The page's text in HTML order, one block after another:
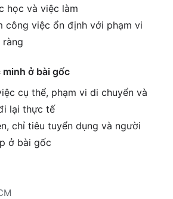
học và việc làm
công việc ổn định với phạm vi
ở bài gốc
cụ thể, phạm vi di chuyển và
lại thực tế
chỉ tiêu tuyển dụng và người
ở bài gốc